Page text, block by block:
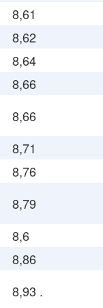
8,61
8,62
8,64
8,66
8,66
8,71
8,76
8,79
8,6
8,86
8,93 .